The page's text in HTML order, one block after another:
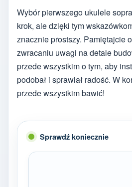
Wybór pierwszego ukulele
krok, ale dzięki tym
znacznie prostszy. Pamiętajcie
zwracaniu uwagi na detale
przede wszystkim o tym, aby
podobał i sprawiał radość. W
przede wszystkim bawić!
Sprawdź koniecznie